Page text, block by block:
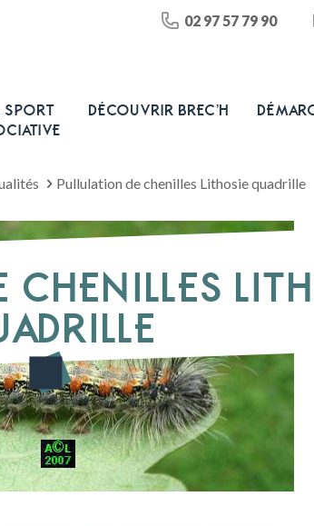
02 97 57 79 90
SPORT
DÉCOUVRIR BREC’H
Pullulation de chenilles Lithosie quadrille
CHENILLES